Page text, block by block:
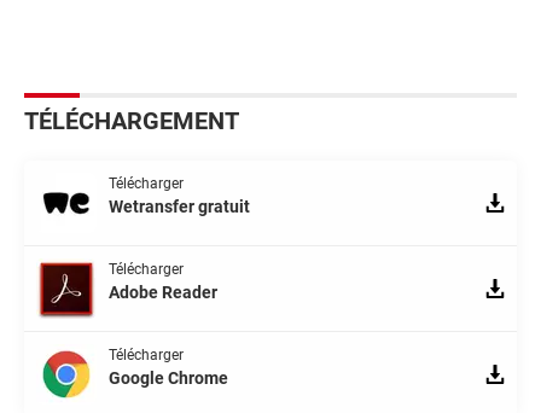
TÉLÉCHARGEMENT
Télécharger
Wetransfer gratuit
Télécharger
Adobe Reader
Télécharger
Google Chrome